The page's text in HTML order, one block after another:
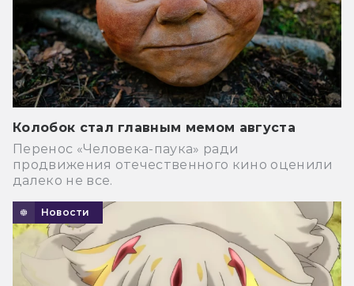
Колобок стал главным мемом августа
Перенос «Человека-паука» ради
продвижения отечественного кино оценили
далеко не все.
Новости